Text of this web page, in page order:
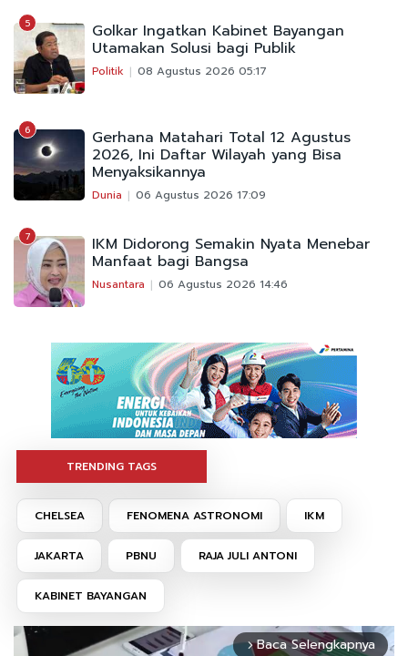
5 Golkar Ingatkan Kabinet Bayangan
Utamakan Solusi bagi Publik
Politik 08 Agustus 2026 05:17
6 Gerhana Matahari Total 12 Agustus
2026, Ini Daftar Wilayah yang Bisa
Menyaksikannya
Dunia 06 Agustus 2026 17:09
7 IKM Didorong Semakin Nyata Menebar
Manfaat bagi Bangsa
Nusantara 06 Agustus 2026 14:46
TRENDING TAGS
CHELSEA FENOMENA ASTRONOMI IKM
JAKARTA PBNU RAJA JULI ANTONI
KABINET BAYANGAN
arrow_forward_ios Baca Selengkapnya